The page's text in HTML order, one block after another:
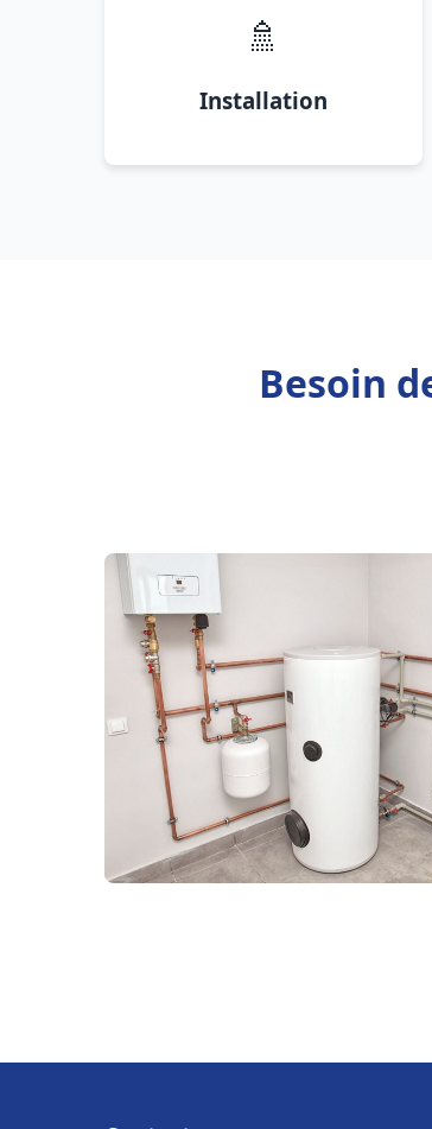
🚿
Installation
Besoin